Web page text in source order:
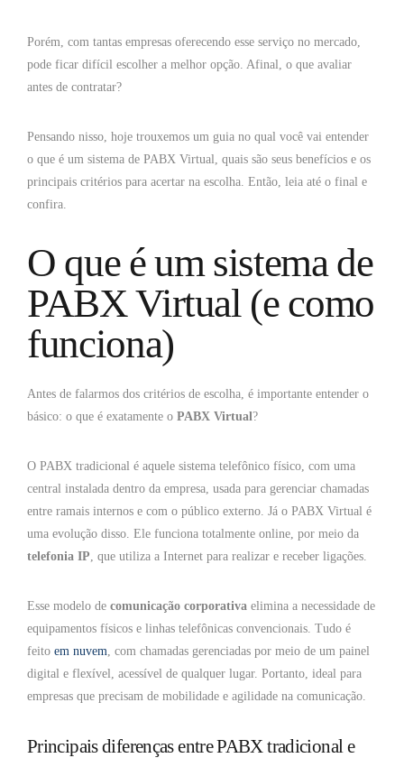
Porém, com tantas empresas oferecendo esse serviço no mercado,
pode ficar difícil escolher a melhor opção. Afinal, o que avaliar
antes de contratar?
Pensando nisso, hoje trouxemos um guia no qual você vai entender
o que é um sistema de PABX Virtual, quais são seus benefícios e os
principais critérios para acertar na escolha. Então, leia até o final e
confira.
O que é um sistema de
PABX Virtual (e como
funciona)
Antes de falarmos dos critérios de escolha, é importante entender o
básico: o que é exatamente o PABX Virtual?
O PABX tradicional é aquele sistema telefônico físico, com uma
central instalada dentro da empresa, usada para gerenciar chamadas
entre ramais internos e com o público externo. Já o PABX Virtual é
uma evolução disso. Ele funciona totalmente online, por meio da
telefonia IP , que utiliza a Internet para realizar e receber ligações.
Esse modelo de comunicação corporativa elimina a necessidade de
equipamentos físicos e linhas telefônicas convencionais. Tudo é
feito em nuvem , com chamadas gerenciadas por meio de um painel
digital e flexível, acessível de qualquer lugar. Portanto, ideal para
empresas que precisam de mobilidade e agilidade na comunicação.
Principais diferenças entre PABX tradicional e